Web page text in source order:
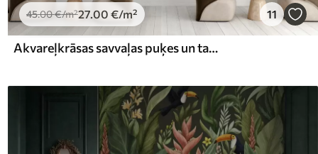
45.00€/m²27.00 €/m² 11
Akvareļkrāsas savvaļas puķes un tauriņi